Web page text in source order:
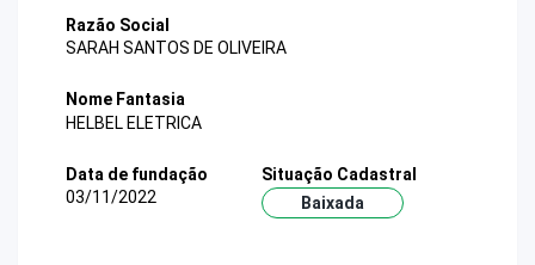
Razão Social
SARAH SANTOS DE OLIVEIRA
Nome Fantasia
HELBEL ELETRICA
Data de fundação
03/11/2022
Situação Cadastral
Baixada